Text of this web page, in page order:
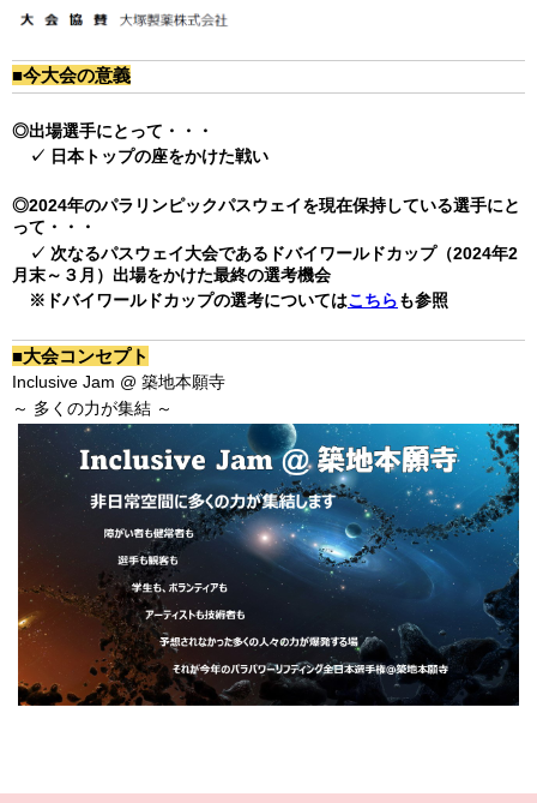
■今大会の意義
◎出場選手にとって・・・
✓ 日本トップの座をかけた戦い
◎2024年のパラリンピックパスウェイを現在保持している選手にと
って・・・
✓ 次なるパスウェイ大会であるドバイワールドカップ（2024年2
月末～３月）出場をかけた最終の選考機会
※ドバイワールドカップの選考についてはこちらも参照
■大会コンセプト
Inclusive Jam @ 築地本願寺
～ 多くの力が集結 ～